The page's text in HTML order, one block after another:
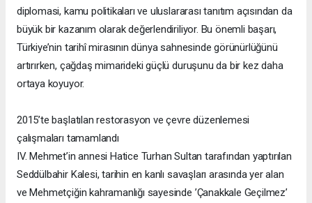
diplomasi, kamu politikaları ve uluslararası tanıtım açısından da
büyük bir kazanım olarak değerlendiriliyor. Bu önemli başarı,
Türkiye’nin tarihî mirasının dünya sahnesinde görünürlüğünü
artırırken, çağdaş mimarideki güçlü duruşunu da bir kez daha
ortaya koyuyor.
2015’te başlatılan restorasyon ve çevre düzenlemesi
çalışmaları tamamlandı
IV. Mehmet’in annesi Hatice Turhan Sultan tarafından yaptırılan
Seddülbahir Kalesi, tarihin en kanlı savaşları arasında yer alan
ve Mehmetçiğin kahramanlığı sayesinde ’Çanakkale Geçilmez’